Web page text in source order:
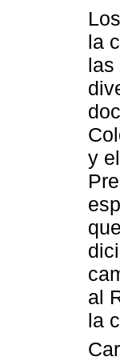
la
las
y
al
la